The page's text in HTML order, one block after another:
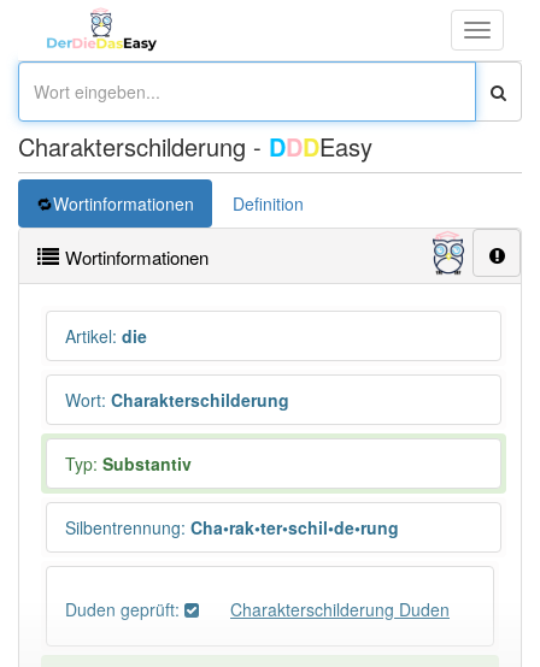
Toggle
Charakterschilderung - DDDEasy
Wortinformationen Definition
Wortinformationen
Artikel: die
Wort: Charakterschilderung
Typ: Substantiv
Silbentrennung: Cha•rak•ter•schil•de•rung
Duden geprüft: Charakterschilderung Duden